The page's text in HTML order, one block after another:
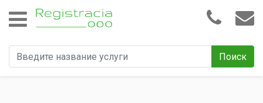
Поиск